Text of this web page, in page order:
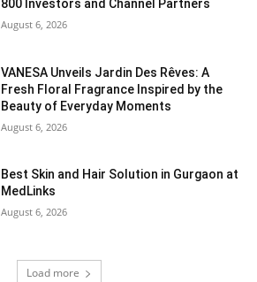
800 Investors and Channel Partners
August 6, 2026
VANESA Unveils Jardin Des Rêves: A
Fresh Floral Fragrance Inspired by the
Beauty of Everyday Moments
August 6, 2026
Best Skin and Hair Solution in Gurgaon at
MedLinks
August 6, 2026
Load more